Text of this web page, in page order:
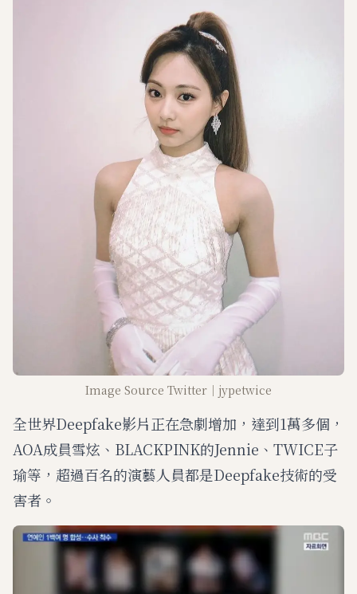
Image Source Twitter｜jypetwice
全世界Deepfake影片正在急劇增加，達到1萬多個，
AOA成員雪炫、BLACKPINK的Jennie、TWICE子
瑜等，超過百名的演藝人員都是Deepfake技術的受
害者。